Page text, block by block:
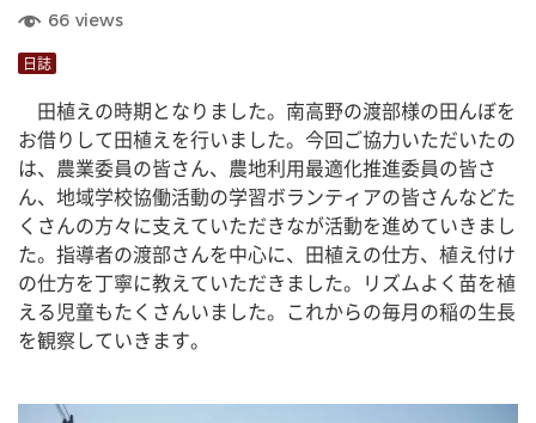
66 views
日誌
田植えの時期となりました。南高野の渡部様の田んぼを
お借りして田植えを行いました。今回ご協力いただいたの
は、農業委員の皆さん、農地利用最適化推進委員の皆さ
ん、地域学校協働活動の学習ボランティアの皆さんなどた
くさんの方々に支えていただきなが活動を進めていきまし
た。指導者の渡部さんを中心に、田植えの仕方、植え付け
の仕方を丁寧に教えていただきました。リズムよく苗を植
える児童もたくさんいました。これからの毎月の稲の生長
を観察していきます。